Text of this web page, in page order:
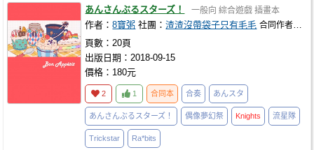
あんさんぶるスターズ！ 一般向 綜合遊戲 插畫本
作者：8寶粥 社團：渣渣沒帶袋子只有毛毛 合同作者：
頁數：20頁
出版日期：2018-09-15
價格：180元
2 1 合同本 合奏 あんスタ
あんさんぶるスターズ！ 偶像夢幻祭 Knights 流星隊
Trickstar Ra*bits